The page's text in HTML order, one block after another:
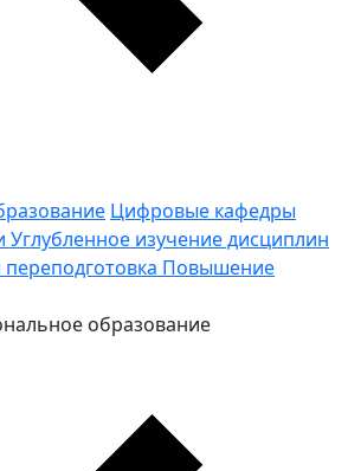
Цифровые кафедры
Углубленное изучение дисциплин
Повышение
образование